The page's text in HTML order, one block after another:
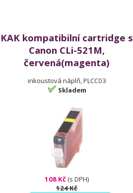
KAK kompatibilní cartridge s
Canon CLi-521M,
červená(magenta)
inkoustová náplň, PLCC03
Skladem
108 Kč(s DPH)
124 Kč